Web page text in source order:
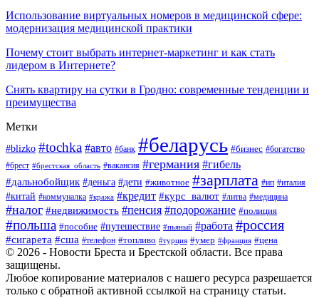
Использование виртуальных номеров в медицинской сфере:
модернизация медицинской практики
Почему стоит выбрать интернет-маркетинг и как стать
лидером в Интернете?
Снять квартиру на сутки в Гродно: современные тенденции и
преимущества
Метки
#blizko #tochka #авто #банк #беларусь #бизнес #богатство
#брест #брестская_область #вакансия #германия #гибель
#дальнобойщик #деньга #дети #животное #зарплата #ип #италия
#китай #коммуналка #кража #кредит #курс_валют #литва #медицина
#налог #недвижимость #пенсия #подорожание #полиция
#польша #пособие #путешествие #пьяный #работа #россия
#сигарета #сша #телефон #топливо #турция #умер #франция #цена
© 2026 - Новости Бреста и Брестской области. Все права
защищены.
Любое копирование материалов с нашего ресурса разрешается
только с обратной активной ссылкой на страницу статьи.